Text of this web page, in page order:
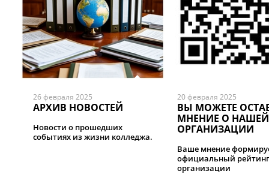
26 февраля 2025
АРХИВ НОВОСТЕЙ
Новости о прошедших
событиях из жизни колледжа.
20 февраля 2025
ВЫ МОЖЕТЕ
МНЕНИЕ О НАШЕЙ
ОРГАНИЗАЦИИ
Ваше мнение
официальный рейтинг
организации